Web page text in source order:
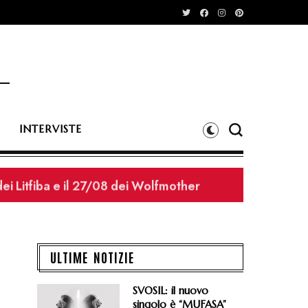
INTERVISTE
Litfiba e il 27/08 dei Wolfmother
ULTIME NOTIZIE
SVOSIL: il nuovo
singolo è “MUFASA”